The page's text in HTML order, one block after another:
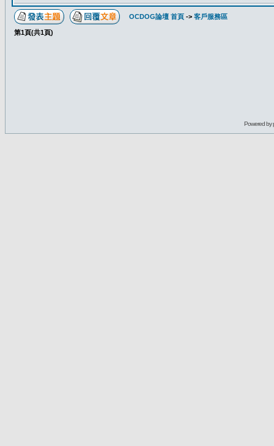
OCDOG論壇 首頁 -> 客戶服務區
第1頁(共1頁)
Powered by